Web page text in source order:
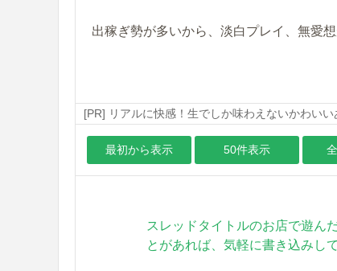
出稼ぎ勢が多いから、淡白プレイ、無愛
[PR] リアルに快感！生でしか味わえないかわいい
最初から表示 50件表示
スレッドタイトルのお店で遊ん
とがあれば、気軽に書き込みし